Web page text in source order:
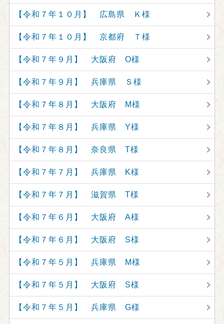
【令和７年１０月】 広島県 Ｋ様
【令和７年１０月】 京都府 Ｔ様
【令和７年９月】 大阪府 O様
【令和７年９月】 兵庫県 Ｓ様
【令和７年８月】 大阪府 M様
【令和７年８月】 兵庫県 Y様
【令和７年８月】 奈良県 T様
【令和７年７月】 兵庫県 K様
【令和７年７月】 滋賀県 T様
【令和７年６月】 大阪府 A様
【令和７年６月】 大阪府 S様
【令和７年５月】 兵庫県 M様
【令和７年５月】 大阪府 S様
【令和７年５月】 兵庫県 G様